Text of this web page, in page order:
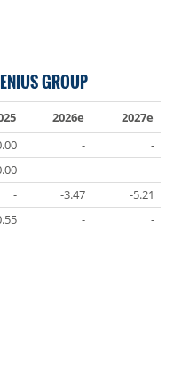
GROUP
2026e
2027e
-
-
-
-
- -3.47
-5.21
- -